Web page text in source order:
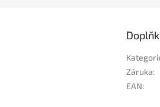
Záruka:
EAN: